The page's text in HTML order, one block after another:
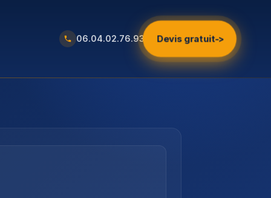
06.04.02.76.93 Devis gratuit->